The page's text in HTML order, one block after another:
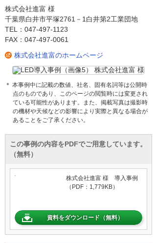
株式会社進富 様
千葉県白井市平塚2761－1白井第2工業団地
TEL：047-497-1123
FAX：047-497-0061
株式会社進富のホームページ
＊ 本事例中に記載の数値、社名、固有名詞等は公開時
点のものであり、このページの閲覧時には変更され
ている可能性があります。また、掲載写真は撮影時
の機材や天候などの影響により実際と異なる場合が
あることをご了承ください。
この事例の内容をPDFでご用意しています。
（無料）
株式会社進富 様 導入事例
（PDF：1,779KB）
資料をダウンロード（無料）